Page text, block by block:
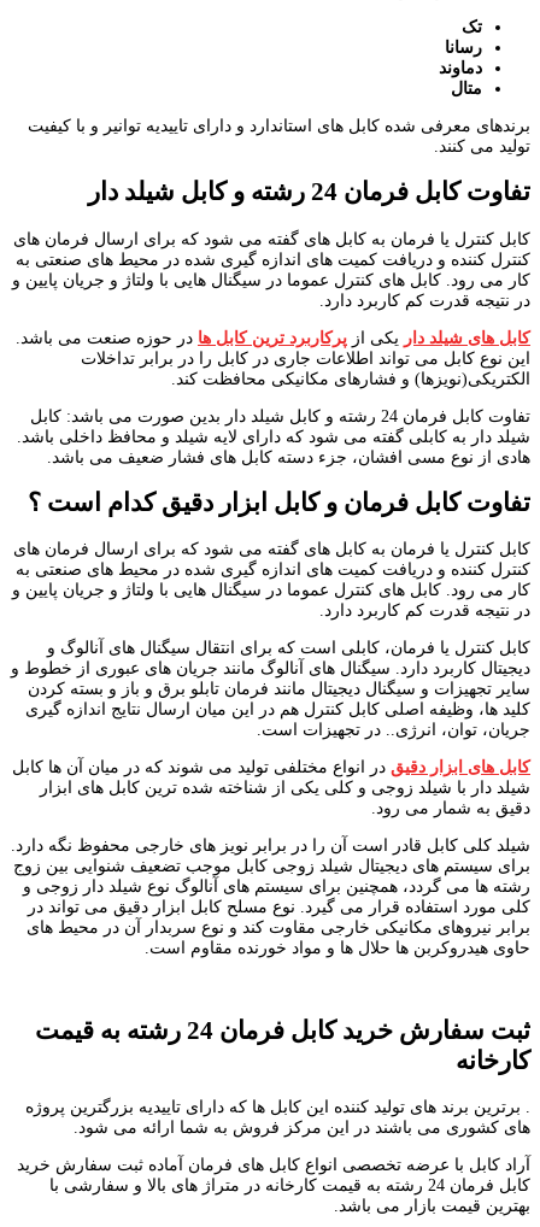
تک
رسانا
دماوند
متال
برندهای معرفی شده کابل های استاندارد و دارای تاییدیه توانیر و با کیفیت
تولید می کنند.
تفاوت کابل فرمان 24 رشته و کابل شیلد دار
کابل کنترل یا فرمان به کابل های گفته می شود که برای ارسال فرمان های
کنترل کننده و دریافت کمیت های اندازه گیری شده در محیط های صنعتی به
کار می رود. کابل های کنترل عموما در سیگنال هایی با ولتاژ و جریان پایین و
در نتیجه قدرت کم کاربرد دارد.
کابل های شیلد دار یکی از پرکاربرد ترین کابل ها در حوزه صنعت می باشد.
این نوع کابل می تواند اطلاعات جاری در کابل را در برابر تداخلات
الکتریکی(نویزها) و فشارهای مکانیکی محافظت کند.
تفاوت کابل فرمان 24 رشته و کابل شیلد دار بدین صورت می باشد: کابل
شیلد دار به کابلی گفته می شود که دارای لایه شیلد و محافظ داخلی باشد.
هادی از نوع مسی افشان، جزء دسته کابل های فشار ضعیف می باشد.
تفاوت کابل فرمان و کابل ابزار دقیق کدام است ؟
کابل کنترل یا فرمان به کابل های گفته می شود که برای ارسال فرمان های
کنترل کننده و دریافت کمیت های اندازه گیری شده در محیط های صنعتی به
کار می رود. کابل های کنترل عموما در سیگنال هایی با ولتاژ و جریان پایین و
در نتیجه قدرت کم کاربرد دارد.
کابل کنترل یا فرمان، کابلی است که برای انتقال سیگنال های آنالوگ و
دیجیتال کاربرد دارد. سیگنال های آنالوگ مانند جریان های عبوری از خطوط و
سایر تجهیزات و سیگنال دیجیتال مانند فرمان تابلو برق و باز و بسته کردن
کلید ها، وظیفه اصلی کابل کنترل هم در این میان ارسال نتایج اندازه گیری
جریان، توان، انرژی.. در تجهیزات است.
کابل های ابزار دقیق در انواع مختلفی تولید می شوند که در میان آن ها کابل
شیلد دار با شیلد زوجی و کلی یکی از شناخته شده ترین کابل های ابزار
دقیق به شمار می رود.
شیلد کلی کابل قادر است آن را در برابر نویز های خارجی محفوظ نگه دارد.
برای سیستم های دیجیتال شیلد زوجی کابل موجب تضعیف شنوایی بین زوج
رشته ها می گردد، همچنین برای سیستم های آنالوگ نوع شیلد دار زوجی و
کلی مورد استفاده قرار می گیرد. نوع مسلح کابل ابزار دقیق می تواند در
برابر نیروهای مکانیکی خارجی مقاوت کند و نوع سربدار آن در محیط های
حاوی هیدروکربن ها حلال ها و مواد خورنده مقاوم است.
ثبت سفارش خرید کابل فرمان 24 رشته به قیمت
کارخانه
. برترین برند های تولید کننده این کابل ها که دارای تاییدیه بزرگترین پروژه
های کشوری می باشند در این مرکز فروش به شما ارائه می شود.
آراد کابل با عرضه تخصصی انواع کابل های فرمان آماده ثبت سفارش خرید
کابل فرمان 24 رشته به قیمت کارخانه در متراژ های بالا و سفارشی با
بهترین قیمت بازار می باشد.